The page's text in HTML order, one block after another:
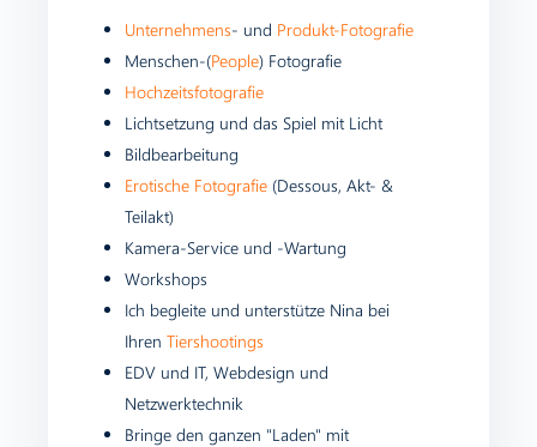
Unternehmens- und Produkt-Fotografie
Menschen-(People) Fotografie
Hochzeitsfotografie
Lichtsetzung und das Spiel mit Licht
Bildbearbeitung
Erotische Fotografie (Dessous, Akt- &
Teilakt)
Kamera-Service und -Wartung
Workshops
Ich begleite und unterstütze Nina bei
IhrenTiershootings
EDV und IT, Webdesign und
Netzwerktechnik
Bringe den ganzen "Laden" mit